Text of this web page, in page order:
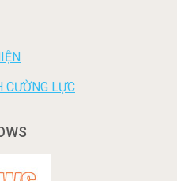
CƯỜNG LỰC